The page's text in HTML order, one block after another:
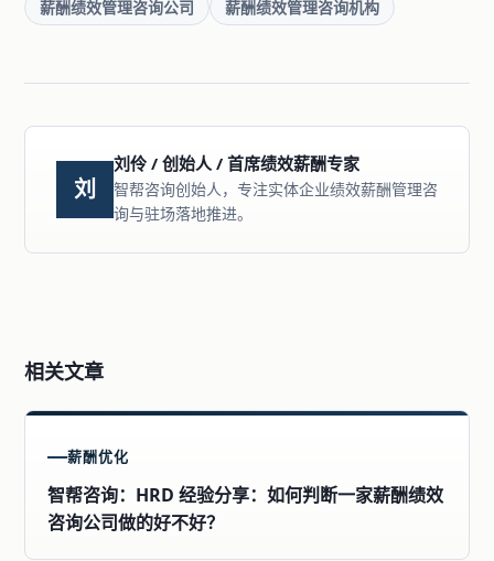
薪酬绩效管理咨询公司 薪酬绩效管理咨询机构
刘
刘伶 / 创始人 / 首席绩效薪酬专家
智帮咨询创始人，专注实体企业绩效薪酬管理咨
询与驻场落地推进。
相关文章
薪酬优化
智帮咨询：HRD 经验分享：如何判断一家薪酬绩效
咨询公司做的好不好？